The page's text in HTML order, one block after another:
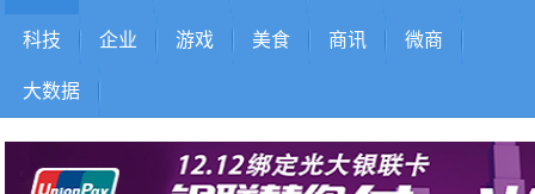
科技 企业 游戏 美食 商讯 微商
大数据